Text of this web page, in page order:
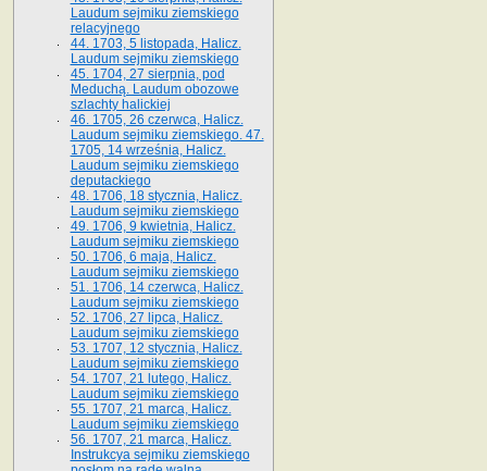
Laudum sejmiku ziemskiego
relacyjnego
44. 1703, 5 listopada, Halicz.
Laudum sejmiku ziemskiego
45. 1704, 27 sierpnia, pod
Meduchą. Laudum obozowe
szlachty halickiej
46. 1705, 26 czerwca, Halicz.
Laudum sejmiku ziemskiego. 47.
1705, 14 września, Halicz.
Laudum sejmiku ziemskiego
deputackiego
48. 1706, 18 stycznia, Halicz.
Laudum sejmiku ziemskiego
49. 1706, 9 kwietnia, Halicz.
Laudum sejmiku ziemskiego
50. 1706, 6 maja, Halicz.
Laudum sejmiku ziemskiego
51. 1706, 14 czerwca, Halicz.
Laudum sejmiku ziemskiego
52. 1706, 27 lipca, Halicz.
Laudum sejmiku ziemskiego
53. 1707, 12 stycznia, Halicz.
Laudum sejmiku ziemskiego
54. 1707, 21 lutego, Halicz.
Laudum sejmiku ziemskiego
55. 1707, 21 marca, Halicz.
Laudum sejmiku ziemskiego
56. 1707, 21 marca, Halicz.
Instrukcya sejmiku ziemskiego